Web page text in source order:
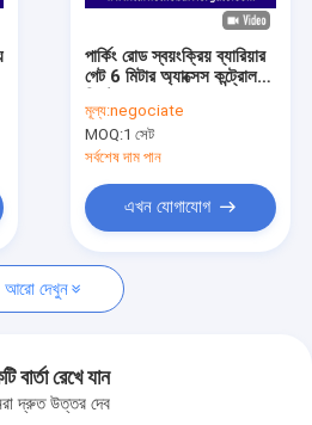
পার্কিং রোড স্বয়ংক্রিয় ব্যারিয়ার
গেট 6 মিটার অ্যাক্সেস কন্ট্রোল
মূল্য:negociate
MOQ:1 সেট
সর্বশেষ দাম পান
এখন যোগাযোগ
আরো দেখুন
বার্তা রেখে যান
দ্রুত উত্তর দেব